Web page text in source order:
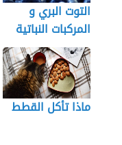
التوت البري و
المركبات النباتية
ماذا تأكل القطط